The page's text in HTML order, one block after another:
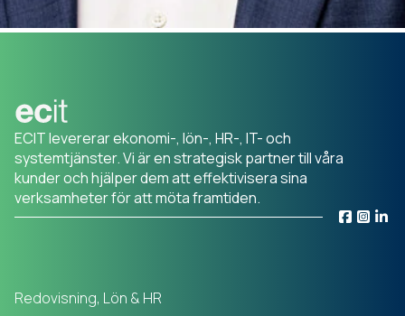
ECIT levererar ekonomi-, lön-, HR-, IT- och
systemtjänster. Vi är en strategisk partner till våra
kunder och hjälper dem att effektivisera sina
verksamheter för att möta framtiden.
Redovisning, Lön & HR